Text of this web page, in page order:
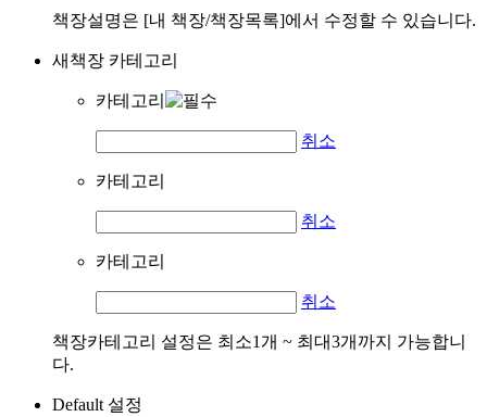
책장설명은 [내 책장/책장목록]에서 수정할 수 있습니다.
새책장 카테고리
카테고리
취소
카테고리
취소
카테고리
취소
책장카테고리 설정은 최소1개 ~ 최대3개까지 가능합니
다.
Default 설정